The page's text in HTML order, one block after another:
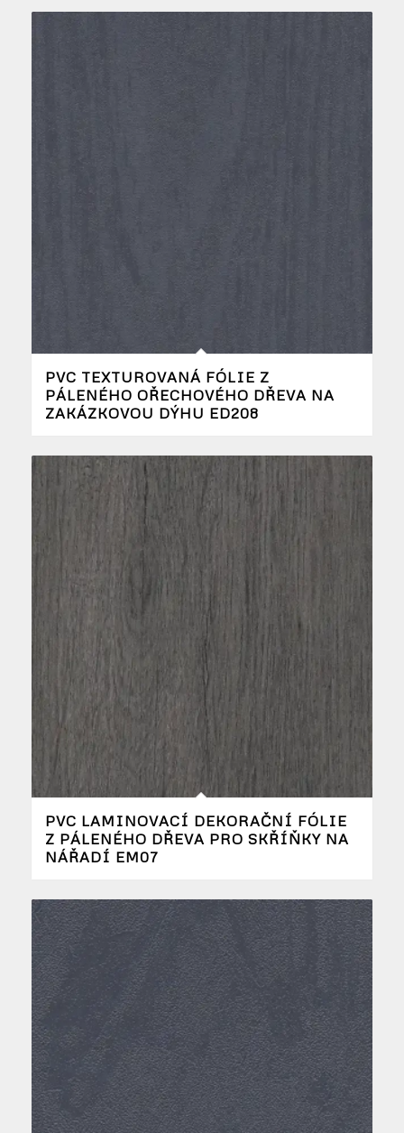
PVC TEXTUROVANÁ FÓLIE Z
PÁLENÉHO OŘECHOVÉHO DŘEVA NA
ZAKÁZKOVOU DÝHU ED208
PVC LAMINOVACÍ DEKORAČNÍ FÓLIE
Z PÁLENÉHO DŘEVA PRO SKŘÍŇKY NA
NÁŘADÍ EM07